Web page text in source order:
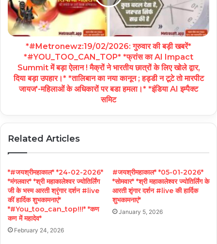
*#Metronewz:19/02/2026: गुरुवार की बड़ी खबरें*
*#YOU_TOO_CAN_TOP* *फ्रांस का AI Impact
Summit में बड़ा ऐलान ! मैक्रों ने भारतीय छात्रों के लिए खोले द्वार,
दिया बड़ा उपहार।* *तालिबान का नया कानून ; हड्डी न टूटे तो मारपीट
जायज'-महिलाओं के अधिकारों पर बडा हमला।* *इंडिया AI इम्पैक्ट
समिट
Related Articles
*#जयश्रीमहाकाल* *24-02-2026*
*मंगलवार* *श्री महाकालेश्वर ज्योतिर्लिंग
जी के भस्म आरती श्रृंगार दर्शन #live
कीं हार्दिक शुभकामनाएं*
*#You_too_can_top!!!* *कण
कण में महादेव*
February 24, 2026
#जयश्रीमहाकाल* *05-01-2026*
*सोमवार* *श्री महाकालेश्वर ज्योतिर्लिंग के
आरती शृंगार दर्शन #live की हार्दिक
शुभकामनाएं*
January 5, 2026